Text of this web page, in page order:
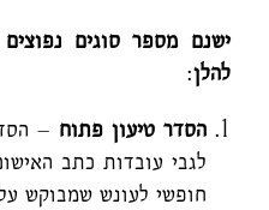
ישנם מספר סוגים
להלן:
הסדר טיעון פתוח –
לגבי עובדות כתב
חופשי לעונש שמבוקש